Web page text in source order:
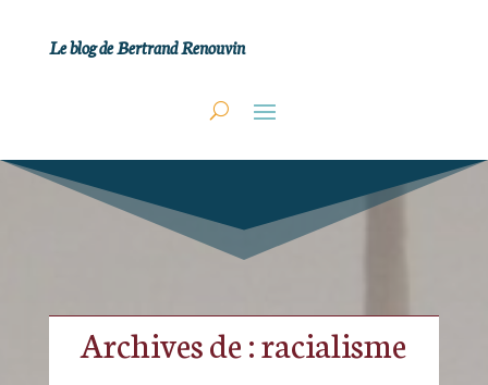
Le blog de Bertrand Renouvin
Archives de : racialisme